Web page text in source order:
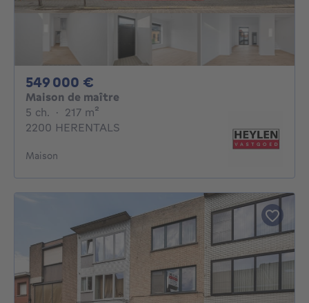
549 000 €
Maison de maître
5 ch. 5 chambres
· 217 m²
2200 HERENTALS
Maison